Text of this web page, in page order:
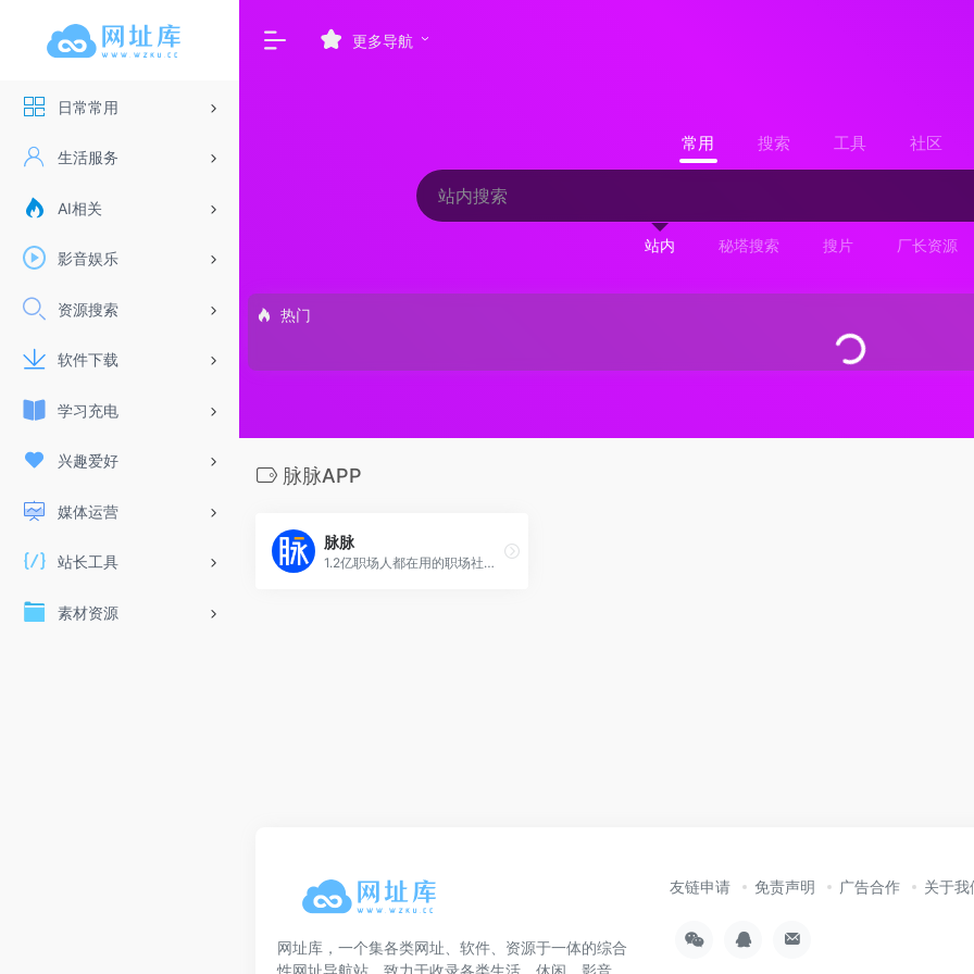
日常常用
生活服务
AI相关
影音娱乐
资源搜索
软件下载
学习充电
兴趣爱好
媒体运营
站长工具
素材资源
更多导航
常用 搜索 工具 社区
站内 秘塔搜索 搜片 厂长资源
热门
脉脉APP
脉脉
1.2亿职场人都在用的职场社区和求职平台，基于“实名/职业认证”和“人脉网络引擎”帮助职场人拓展人脉、交流合作、求职招聘，收获更多机遇。
网址库，一个集各类网址、软件、资源于一体的综合
性网址导航站，致力于收录各类生活、休闲、影音、
友链申请 免责声明 广告合作 关于我